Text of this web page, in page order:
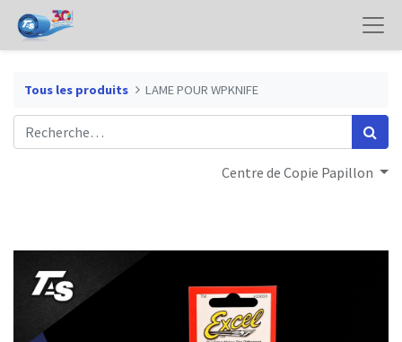
Tous les produits LAME POUR WPKNIFE
Centre de Copie Papillon